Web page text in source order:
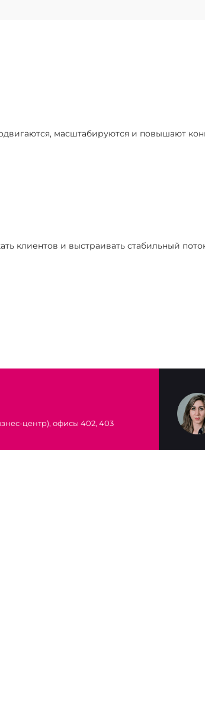
масштабируются и повышают
клиентов и выстраивать стабильный
центр), офисы 402, 403